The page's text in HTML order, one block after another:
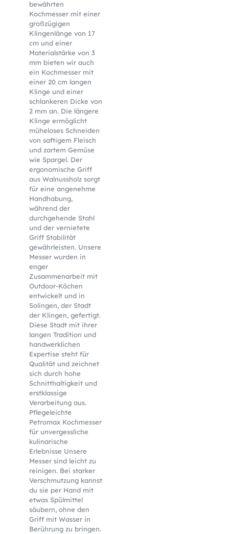
bewährten
Kochmesser mit einer
großzügigen
Klingenlänge von 17
cm und einer
Materialstärke von 3
mm bieten wir auch
ein Kochmesser mit
einer 20 cm langen
Klinge und einer
schlankeren Dicke von
2 mm an. Die längere
Klinge ermöglicht
müheloses Schneiden
von saftigem Fleisch
und zartem Gemüse
wie Spargel. Der
ergonomische Griff
aus Walnussholz sorgt
für eine angenehme
Handhabung,
während der
durchgehende Stahl
und der vernietete
Griff Stabilität
gewährleisten. Unsere
Messer wurden in
enger
Zusammenarbeit mit
Outdoor-Köchen
entwickelt und in
Solingen, der Stadt
der Klingen, gefertigt.
Diese Stadt mit ihrer
langen Tradition und
handwerklichen
Expertise steht für
Qualität und zeichnet
sich durch hohe
Schnitthaltigkeit und
erstklassige
Verarbeitung aus.
Pflegeleichte
Petromax Kochmesser
für unvergessliche
kulinarische
Erlebnisse Unsere
Messer sind leicht zu
reinigen. Bei starker
Verschmutzung kannst
du sie per Hand mit
etwas Spülmittel
säubern, ohne den
Griff mit Wasser in
Berührung zu bringen.